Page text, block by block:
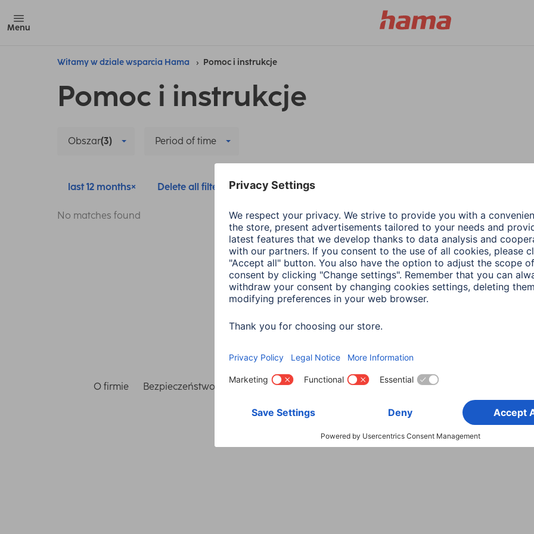
Menu
Witamy w dziale wsparcia Hama Pomoc i instrukcje
Pomoc i instrukcje
Obszar(3) Period of time
last 12 months Delete all filters
No matches found
Wybierz kraj
O firmie Bezpieczeństwo i ochrona danych Warunki gwarancji Deklaracje zgodności